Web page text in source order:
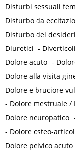
Disturbi sessuali
Disturbo da
Disturbo del
Diuretici -
Dolore acuto -
Dolore alla visita
Dolore e bruciore
- Dolore mestruale /
Dolore neuropatico -
- Dolore osteo-
Dolore pelvico acuto